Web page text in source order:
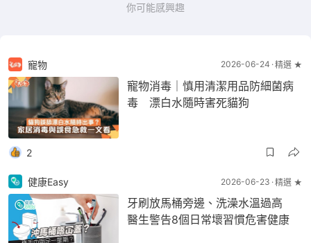
你可能感興趣
寵物 2026-06-24 精選 ★
寵物消毒｜慎用清潔用品防細菌病
毒 漂白水隨時害死貓狗
2
健康Easy 2026-06-23 精選 ★
牙刷放馬桶旁邊、洗澡水溫過高
醫生警告8個日常壞習慣危害健康